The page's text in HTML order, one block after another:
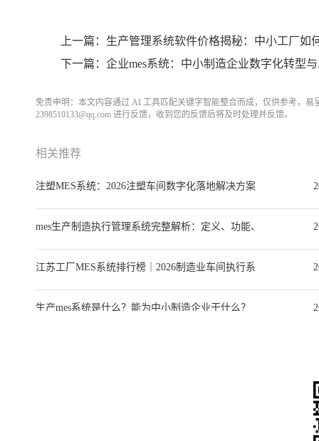
上一篇：生产管理系统软件价格揭秘：中小工厂如
下一篇：企业mes系统：中小制造企业数字化转型与
免责申明：本文内容通过 AI 工具匹配关键字智能整合而成，仅供参考，
2398510133@qq.com 进行反馈，收到您的反馈后将及时处理并反馈。
相关推荐
注塑MES系统：2026注塑车间数字化落地解决方案
mes生产制造执行管理系统完整解析：定义、功能、
江苏工厂MES系统排行榜｜2026制造业车间执行系
生产mes系统是什么？能为中小制造企业干什么？